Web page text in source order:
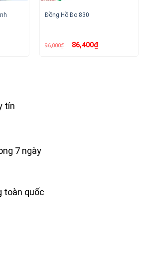
Đồng Hồ Đo 830
96,000₫ Giá
gốc86,400₫Giá
tín
7 ngày
toàn quốc